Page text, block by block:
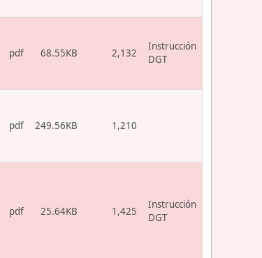
pdf 68.55KB 2,132
Instrucción
DGT
pdf 249.56KB 1,210
pdf 25.64KB 1,425
Instrucción
DGT